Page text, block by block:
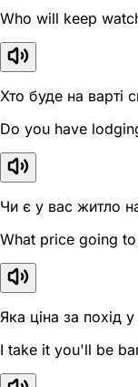
Who will keep
Хто буде на варті
Do you have
Чи є у вас житло
What price going
Яка ціна за похід
I take it you'll be